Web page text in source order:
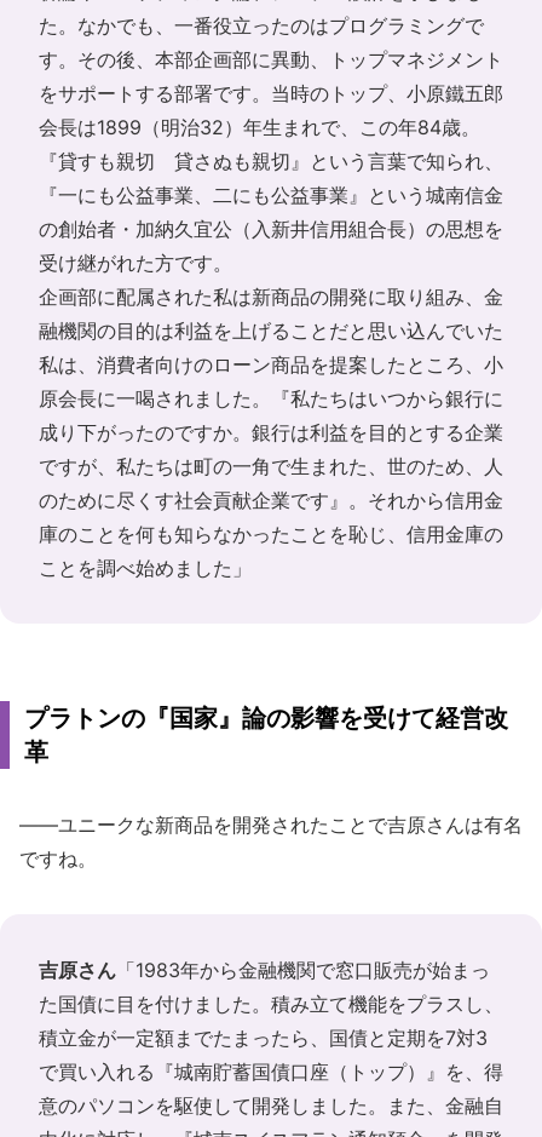
た。なかでも、一番役立ったのはプログラミングで
す。その後、本部企画部に異動、トップマネジメント
をサポートする部署です。当時のトップ、小原鐵五郎
会長は1899（明治32）年生まれで、この年84歳。
『貸すも親切 貸さぬも親切』という言葉で知られ、
『一にも公益事業、二にも公益事業』という城南信金
の創始者・加納久宜公（入新井信用組合長）の思想を
受け継がれた方です。
企画部に配属された私は新商品の開発に取り組み、金
融機関の目的は利益を上げることだと思い込んでいた
私は、消費者向けのローン商品を提案したところ、小
原会長に一喝されました。『私たちはいつから銀行に
成り下がったのですか。銀行は利益を目的とする企業
ですが、私たちは町の一角で生まれた、世のため、人
のために尽くす社会貢献企業です』。それから信用金
庫のことを何も知らなかったことを恥じ、信用金庫の
ことを調べ始めました」
プラトンの『国家』論の影響を受けて経営改
革
――ユニークな新商品を開発されたことで吉原さんは有名
ですね。
吉原さん 「1983年から金融機関で窓口販売が始まっ
た国債に目を付けました。積み立て機能をプラスし、
積立金が一定額までたまったら、国債と定期を7対3
で買い入れる『城南貯蓄国債口座（トップ）』を、得
意のパソコンを駆使して開発しました。また、金融自